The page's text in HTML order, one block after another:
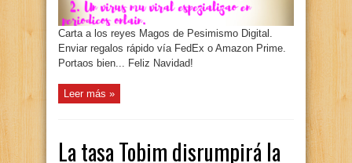
Carta a los reyes Magos de Pesimismo Digital.
Enviar regalos rápido vía FedEx o Amazon Prime.
Portaos bien... Feliz Navidad!
Leer más »
La tasa Tobim disrumpirá la